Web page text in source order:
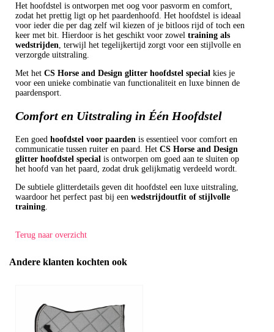
Het hoofdstel is ontworpen met oog voor pasvorm en comfort,
zodat het prettig ligt op het paardenhoofd. Het hoofdstel is ideaal
voor ieder die per dag zelf wil kiezen of je bitloos rijd of toch een
keer met bit. Hierdoor is het geschikt voor zowel training als
wedstrijden , terwijl het tegelijkertijd zorgt voor een stijlvolle en
verzorgde uitstraling.
Met het CS Horse and Design glitter hoofdstel special kies je
voor een unieke combinatie van functionaliteit en luxe binnen de
paardensport.
Comfort en Uitstraling in Één Hoofdstel
Een goed hoofdstel voor paarden is essentieel voor comfort en
communicatie tussen ruiter en paard. Het CS Horse and Design
glitter hoofdstel special is ontworpen om goed aan te sluiten op
het hoofd van het paard, zodat druk gelijkmatig verdeeld wordt.
De subtiele glitterdetails geven dit hoofdstel een luxe uitstraling,
waardoor het perfect past bij een wedstrijdoutfit of stijlvolle
training
Terug naar overzicht
Andere klanten kochten ook